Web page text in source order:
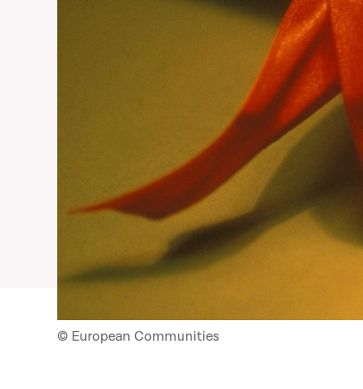
© European Communities